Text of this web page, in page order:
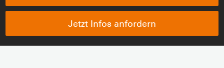
Jetzt Infos anfordern